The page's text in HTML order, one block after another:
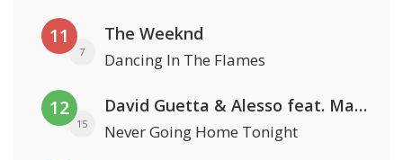
11
7
The Weeknd
Dancing In The Flames
12
15
David Guetta & Alesso feat. Madison Love
Never Going Home Tonight